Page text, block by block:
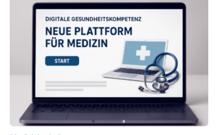
dafür eine technische Schnittstelle, über die
physiologische Daten in Echtzeit an das Sprachmodell
übermittelt werden können. Die Künstliche Intelligenz
kann dadurch auch die Sprache des Körpers
einbeziehen, auf die Menschen keinen bewussten
Einfluss nehmen. Das eröffnet…